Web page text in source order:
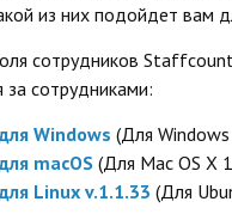
из них подойдет вам
сотрудников
сотрудниками:
Windows (Для
macOS (Для Mac OS X
Linux v.1.1.33 (Для